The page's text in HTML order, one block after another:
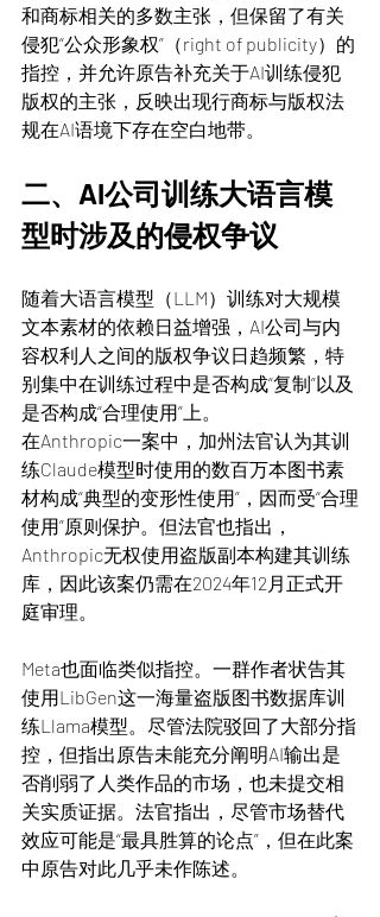
和商标相关的多数主张，但保留了有关
侵犯“公众形象权”（right of publicity）的
指控，并允许原告补充关于AI训练侵犯
版权的主张，反映出现行商标与版权法
规在AI语境下存在空白地带。
二、AI公司训练大语言模
型时涉及的侵权争议
随着大语言模型（LLM）训练对大规模
文本素材的依赖日益增强，AI公司与内
容权利人之间的版权争议日趋频繁，特
别集中在训练过程中是否构成“复制”以及
是否构成“合理使用”上。
在Anthropic一案中，加州法官认为其训
练Claude模型时使用的数百万本图书素
材构成“典型的变形性使用”，因而受“合理
使用”原则保护。但法官也指出，
Anthropic无权使用盗版副本构建其训练
库，因此该案仍需在2024年12月正式开
庭审理。
Meta也面临类似指控。一群作者状告其
使用LibGen这一海量盗版图书数据库训
练Llama模型。尽管法院驳回了大部分指
控，但指出原告未能充分阐明AI输出是
否削弱了人类作品的市场，也未提交相
关实质证据。法官指出，尽管市场替代
效应可能是“最具胜算的论点”，但在此案
中原告对此几乎未作陈述。